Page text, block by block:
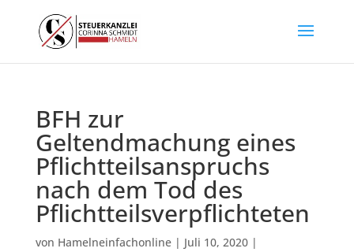
BFH zur
Geltendmachung eines
Pflichtteilsanspruchs
nach dem Tod des
Pflichtteilsverpflichteten
von Hamelneinfachonline| Juli 10, 2020|